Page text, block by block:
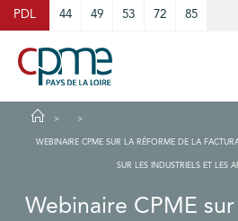
PDL 44 49 53 72 85
WEBINAIRE CPME SUR LA RÉFORME DE LA
SUR LES INDUSTRIELS ET LES
Webinaire CPME
Cookies management panel